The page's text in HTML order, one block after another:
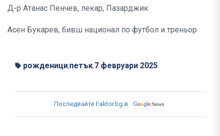
Д-р Атанас Пенчев, лекар, Пазарджик
Асен Букарев, бивш национал по футбол и треньор
рожденици,петък,7 февруари 2025
Последвайте Faktor.bg в